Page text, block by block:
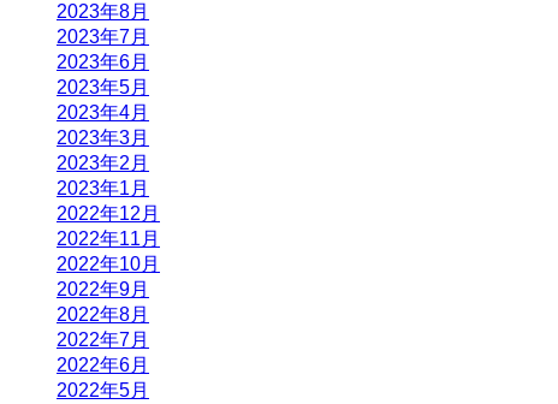
2023年8月
2023年7月
2023年6月
2023年5月
2023年4月
2023年3月
2023年2月
2023年1月
2022年12月
2022年11月
2022年10月
2022年9月
2022年8月
2022年7月
2022年6月
2022年5月